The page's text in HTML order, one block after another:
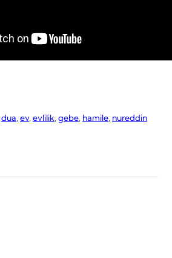
dua, ev, evlilik, gebe, hamile, nureddin